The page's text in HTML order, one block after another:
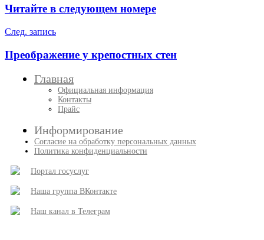
по
Читайте в следующем номере
След. запись
Преображение у крепостных стен
Главная
Официальная информация
Контакты
Прайс
Информирование
Согласие на обработку персональных данных
Политика конфиденциальности
Портал госуслуг
Наша группа ВКонтакте
Наш канал в Телеграм